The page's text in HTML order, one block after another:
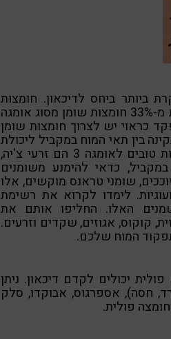
ביותר ביחס לדיכאון. חומצות
השומן הקיימות במוח שלנו מורכבות מ-33% חומצות שומן מסוג אומגה
כראוי יש לצרוך חומצות שומן
תקינה בין תאי המוח במקביל ליכולת
בהפחתת תהליכים דלקתיים. מקורות טובים לאומגה 3 הם זרעי צ'יה,
כדאי להימנע משומנים
שומני טראנס מוקשים, אלו
לימדו לקרוא את רשימת
האלו. החליפו אותם את
קוקוס, אגוזים, שקדים וזרעים.
המוח שלכם.
יכולים לקדם דיכאון. ניתן
חסה), אספרגוס, אבוקדו, סלק
פולית.